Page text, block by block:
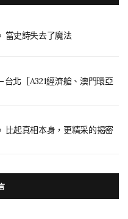
當史詩失去了魔法
台北［A321經濟艙、澳門環亞
比起真相本身，更精采的揭密